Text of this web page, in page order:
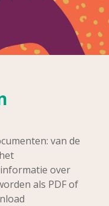
van de
over
als PDF of